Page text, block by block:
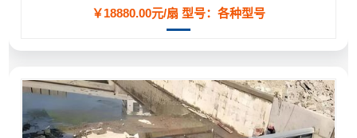
￥18880.00元/扇 型号：各种型号